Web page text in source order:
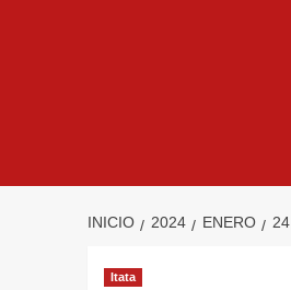
INICIO 2024 ENERO 24
Itata